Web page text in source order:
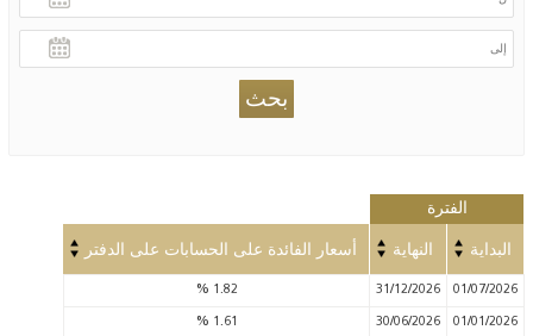
الفترة
البداية النهاية أسعار الفائدة على الحسابات على الدفتر
01/07/2026
31/12/2026
1.82
%
01/01/2026
30/06/2026
1.61
%